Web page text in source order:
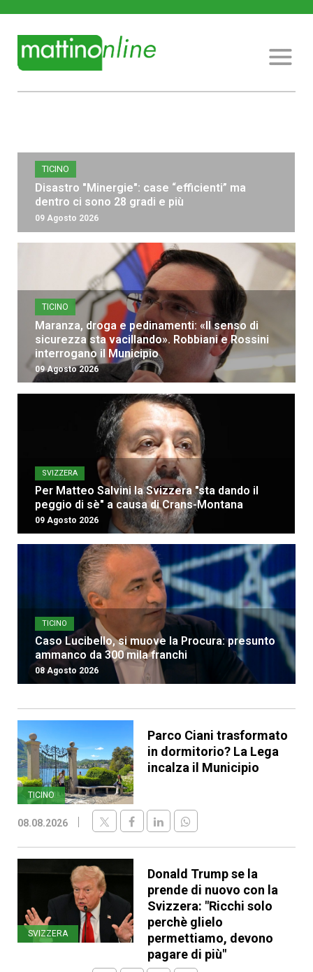
TICINO
Disastro "Minergie": case “efficienti” ma
dentro ci sono 28 gradi e più
09 Agosto 2026
TICINO
Maranza, droga e pedinamenti: «Il senso di
sicurezza sta vacillando». Robbiani e Rossini
interrogano il Municipio
09 Agosto 2026
SVIZZERA
Per Matteo Salvini la Svizzera "sta dando il
peggio di sè" a causa di Crans-Montana
09 Agosto 2026
TICINO
Caso Lucibello, si muove la Procura: presunto
ammanco da 300 mila franchi
08 Agosto 2026
TICINO
Parco Ciani trasformato
in dormitorio? La Lega
incalza il Municipio
08.08.2026
SVIZZERA
Donald Trump se la
prende di nuovo con la
Svizzera: "Ricchi solo
perchè glielo
permettiamo, devono
pagare di più"